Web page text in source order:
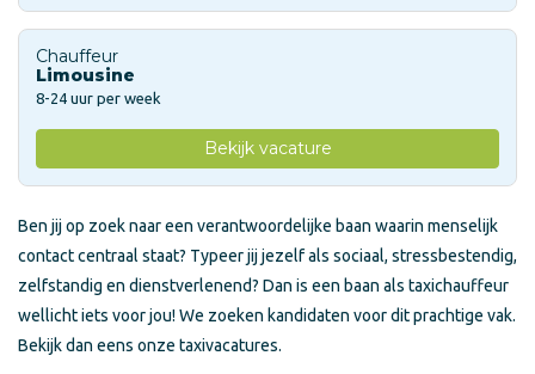
Chauffeur
Limousine
8-24 uur per week
Bekijk vacature
Ben jij op zoek naar een verantwoordelijke baan waarin menselijk
contact centraal staat? Typeer jij jezelf als sociaal, stressbestendig,
zelfstandig en dienstverlenend? Dan is een baan als taxichauffeur
wellicht iets voor jou! We zoeken kandidaten voor dit prachtige vak.
Bekijk dan eens onze taxivacatures.